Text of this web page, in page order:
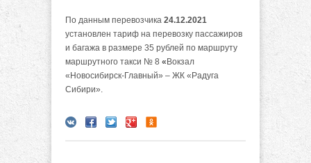
По данным перевозчика 24.12.2021
установлен тариф на перевозку пассажиров
и багажа в размере 35 рублей по маршруту
маршрутного такси № 8 «Вокзал
«Новосибирск-Главный» – ЖК «Радуга
Сибири».